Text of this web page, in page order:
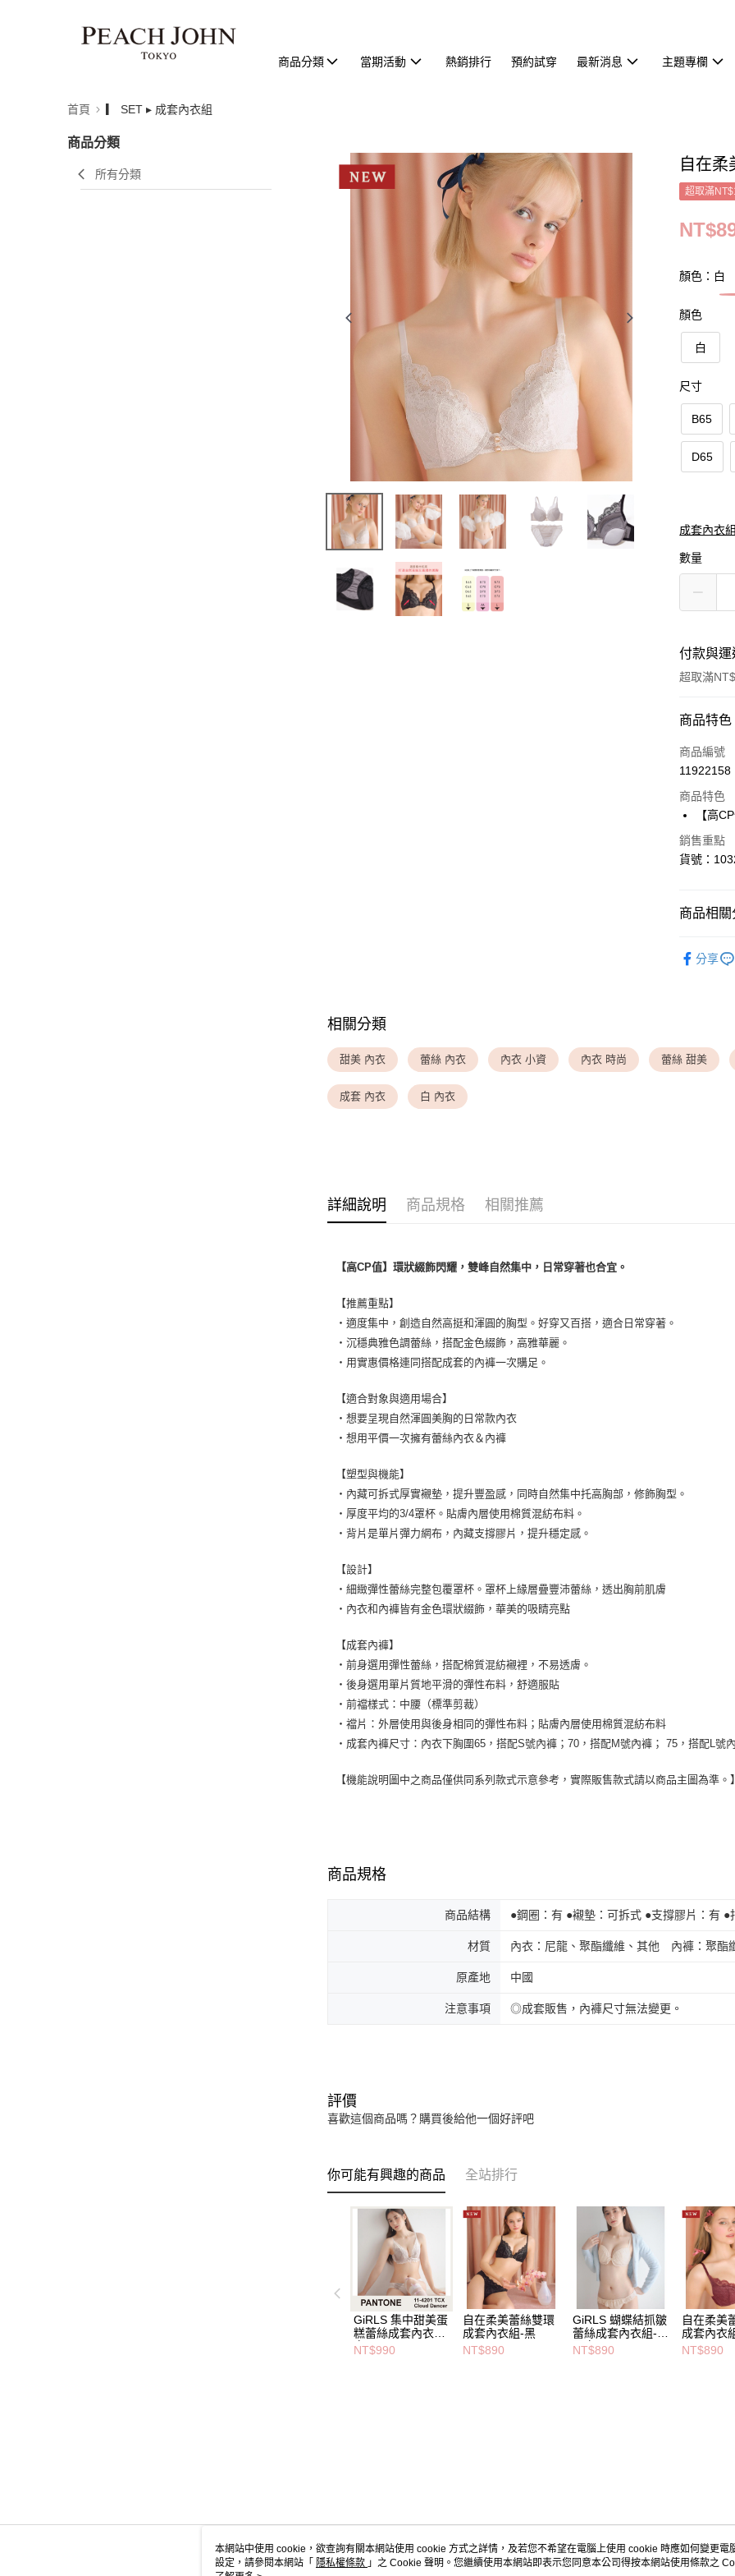
商品分類 當期活動 熱銷排行 預約試穿 最新消息 主題專欄
首頁 ▎ SET ▸ 成套內衣組
商品分類
所有分類
自在
超取滿
顏色：白
顏色
白
尺寸
B65
D65
成套內衣
數量
付款與
超取滿
付款方式
信用卡一
LINE Pay
Apple Pay
每筆
商品特色
商品編號
11922158
商品特色
【高
銷售重點
貨號：
商品相關
✦ 特別企
分享
相關分類
甜美 內衣 蕾絲 內衣 內衣 小資 內衣 時尚 蕾絲 甜美
成套 內衣 白 內衣
詳細說明 商品規格 相關推薦
【高CP值】環狀綴飾閃耀，雙峰自然集中，日常穿著也合宜。
【推薦重點】
・適度集中，創造自然高挺和渾圓的胸型。好穿又百搭，適合日常穿著。
・沉穩典雅色調蕾絲，搭配金色綴飾，高雅華麗。
・用實惠價格連同搭配成套的內褲一次購足。
【適合對象與適用場合】
・想要呈現自然渾圓美胸的日常款內衣
・想用平價一次擁有蕾絲內衣＆內褲
【塑型與機能】
・內藏可拆式厚實襯墊，提升豐盈感，同時自然集中托高胸部，修飾胸型。
・厚度平均的3/4罩杯。貼膚內層使用棉質混紡布料。
・背片是單片彈力網布，內藏支撐膠片，提升穩定感。
【設計】
・細緻彈性蕾絲完整包覆罩杯。罩杯上緣層疊豐沛蕾絲，透出胸前肌膚
・內衣和內褲皆有金色環狀綴飾，華美的吸睛亮點
【成套內褲】
・前身選用彈性蕾絲，搭配棉質混紡襯裡，不易透膚。
・後身選用單片質地平滑的彈性布料，舒適服貼
・前襠樣式：中腰（標準剪裁）
・襠片：外層使用與後身相同的彈性布料；貼膚內層使用棉質混紡布料
・成套內褲尺寸：內衣下胸圍65，搭配S號內褲；70，搭配M號內褲； 75，搭配L號
【機能說明圖中之商品僅供同系列款式示意參考，實際販售款式請以商品主圖為準。
商品規格
商品結構 ●鋼圈：有 ●襯墊：可拆式 ●支撐膠片：有
材質 內衣：尼龍、聚酯纖維、其他 內褲：聚
原產地 中國
注意事項 ◎成套販售，內褲尺寸無法變更。
評價
喜歡這個商品嗎？購買後給他一個好評吧
你可能有興趣的商品 全站排行
GiRLS 集中甜美蛋
糕蕾絲成套內衣組-
白
NT$990
自在柔美蕾絲雙環
成套內衣組-黑
NT$890
GiRLS 蝴蝶結抓皺
蕾絲成套內衣組-象
牙白
NT$890
自在柔美
成套內衣
NT$890
關於我們 客服資訊
本網站中使用 cookie，欲查詢有關本網站使用 cookie 方式之詳情，及若您不希望在電腦上使用 cookie 時應如何變更電
設定，請參閱本網站「 隱私權條款 」之 Cookie 聲明。您繼續使用本網站即表示您同意本公司得按本網站使用條款之